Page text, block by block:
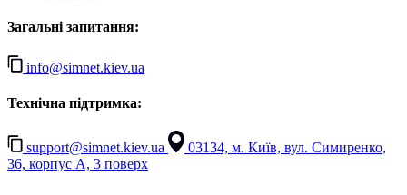
Загальні запитання:
info@simnet.kiev.ua
Технічна підтримка:
support@simnet.kiev.ua
03134, м. Київ, вул. Симиренко,
36, корпус А, 3 поверх